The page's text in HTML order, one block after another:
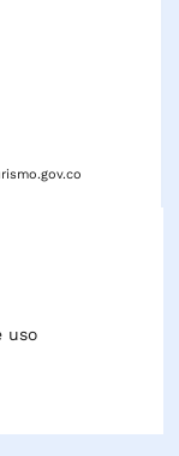
uso